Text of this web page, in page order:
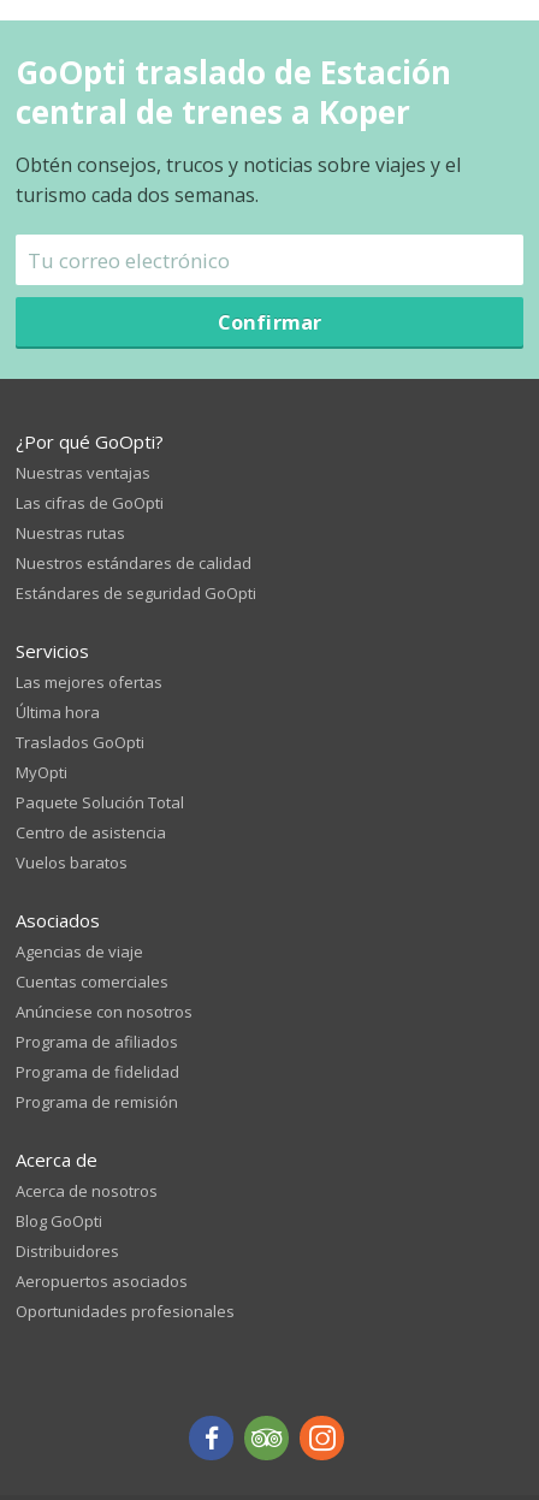
GoOpti traslado de Estación
central de trenes a Koper
Obtén consejos, trucos y noticias sobre viajes y el
turismo cada dos semanas.
Confirmar
¿Por qué GoOpti?
Nuestras ventajas
Las cifras de GoOpti
Nuestras rutas
Nuestros estándares de calidad
Estándares de seguridad GoOpti
Servicios
Las mejores ofertas
Última hora
Traslados GoOpti
MyOpti
Paquete Solución Total
Centro de asistencia
Vuelos baratos
Asociados
Agencias de viaje
Cuentas comerciales
Anúnciese con nosotros
Programa de afiliados
Programa de fidelidad
Programa de remisión
Acerca de
Acerca de nosotros
Blog GoOpti
Distribuidores
Aeropuertos asociados
Oportunidades profesionales